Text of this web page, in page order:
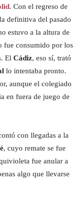
. Con el regreso de
definitiva del pasado
estuvo a la altura de
fue consumido por los
El Cádiz, eso sí, trató
lo intentaba pronto.
aunque el colegiado
en fuera de juego de
con llegadas a la
, cuyo remate se fue
fue anular a
algo que llevarse